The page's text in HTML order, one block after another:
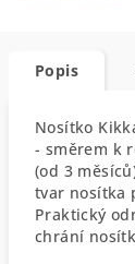
Popis
Nosítko
- směrem k
(od 3
tvar nosítka
Praktický
chrání